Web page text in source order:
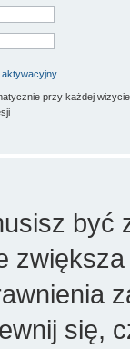
aktywacyjny
przy każdej wizycie
być
się,